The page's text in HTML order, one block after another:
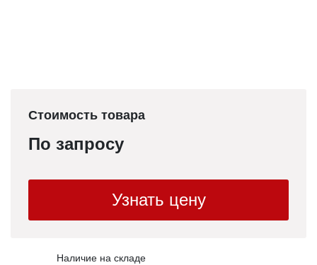
Стоимость товара
По запросу
Узнать цену
Наличие на складе